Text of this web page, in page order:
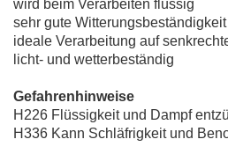
wird beim Verarbeiten flüssig
sehr gute Witterungsbeständigkeit
ideale Verarbeitung auf
licht- und wetterbeständig
Gefahrenhinweise
H226 Flüssigkeit und Dampf
H336 Kann Schläfrigkeit und